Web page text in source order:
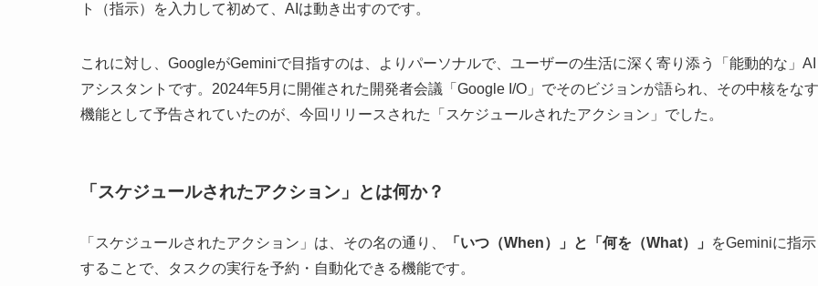
ト（指示）を入力して初めて、AIは動き出すのです。
これに対し、GoogleがGeminiで目指すのは、よりパーソナルで、ユーザーの生活に深く寄り添う「能動的な」AI
アシスタントです。2024年5月に開催された開発者会議「Google I/O」でそのビジョンが語られ、その中核をなす
機能として予告されていたのが、今回リリースされた「スケジュールされたアクション」でした。
「スケジュールされたアクション」とは何か？
「スケジュールされたアクション」は、その名の通り、 「いつ（When）」と「何を（What）」
をGeminiに指示
することで、タスクの実行を予約・自動化できる機能です。